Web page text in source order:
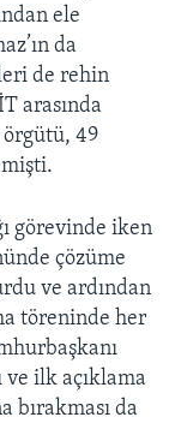
ele
da
de rehin
arasında
49
görevinde iken
çözüme
ve ardından
töreninde her
ve ilk açıklama
bırakması da